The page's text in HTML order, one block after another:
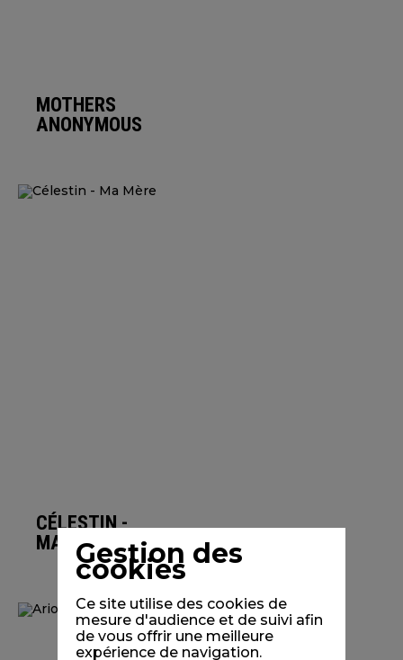
MOTHERS
ANONYMOUS
CÉLESTIN -
MA MÈREGestion des
cookies
Ce site utilise des cookies de
mesure d'audience et de suivi afin
de vous offrir une meilleure
expérience de navigation.